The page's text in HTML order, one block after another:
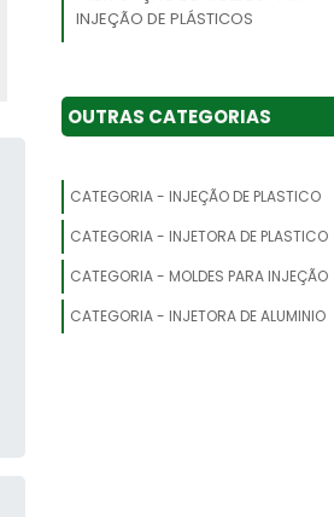
INJEÇÃO DE PLÁSTICOS
MOLDE PLÁSTICOS
MOLDAGEM POR INJEÇÃO
MOLDE PARA INJEÇÃO DE PLÁSTICO
OUTRAS CATEGORIAS
CATEGORIA - INJEÇÃO DE PLASTICO
CATEGORIA - INJETORA DE PLASTICO
CATEGORIA - MOLDES PARA INJEÇÃO
CATEGORIA - INJETORA DE ALUMINIO